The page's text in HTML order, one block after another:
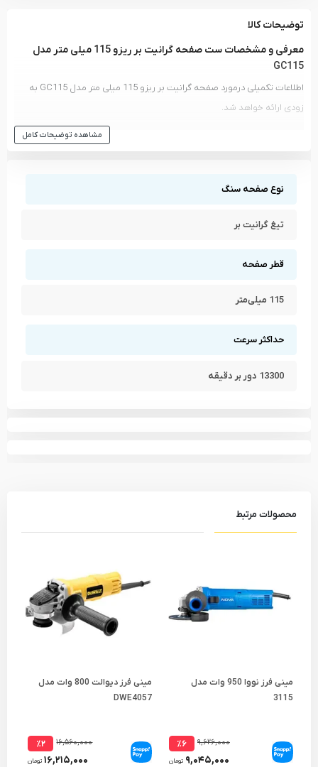
توضیحات کالا
معرفی و مشخصات ست صفحه گرانیت بر ریزو 115 میلی متر مدل
GC115
اطلاعات تکمیلی درمورد صفحه گرانیت بر ریزو 115 میلی متر مدل GC115 به
زودی ارائه خواهد شد.
مشاهده توضیحات کامل
نوع صفحه سنگ
تیغ گرانیت بر
قطر صفحه
115 میلی‌متر
حداکثر سرعت
13300 دور بر دقیقه
محصولات مرتبط
مینی فرز نووا 950 وات مدل
3115
۹,۶۲۶,۰۰۰ ٪۶
۹,۰۴۵,۰۰۰ تومان
مینی فرز دیوالت 800 وات مدل
DWE4057
۱۶,۵۶۰,۰۰۰ ٪۲
۱۶,۲۱۵,۰۰۰ تومان